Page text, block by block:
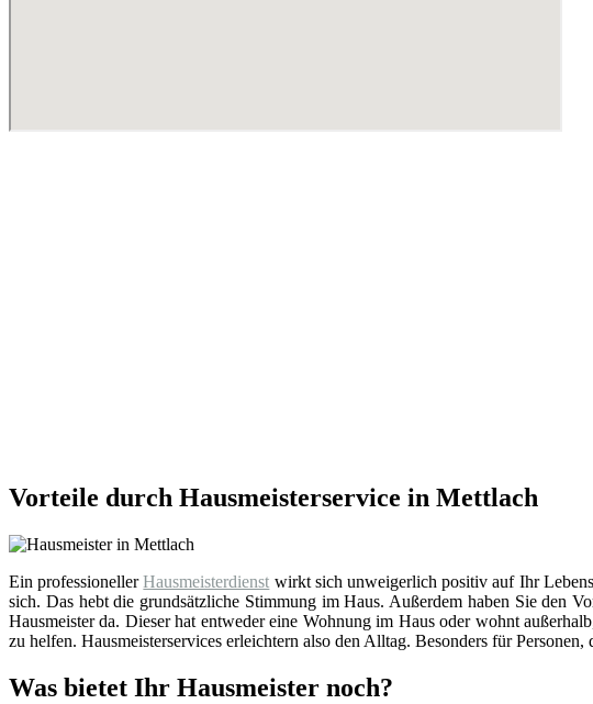
Vorteile durch Hausmeisterservice in Mettlach
Ein professionellerHausmeisterdienst wirkt sich unweigerlich positiv auf Ihr
sich. Das hebt die grundsätzliche Stimmung im Haus. Außerdem haben Sie den
Hausmeister da. Dieser hat entweder eine Wohnung im Haus oder wohnt
zu helfen. Hausmeisterservices erleichtern also den Alltag. Besonders für Personen,
Was bietet Ihr Hausmeister noch?